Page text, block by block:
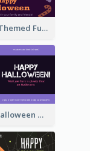
Monster Themed Fun Halloween Greeting Card
Spooky Halloween Greeting Card